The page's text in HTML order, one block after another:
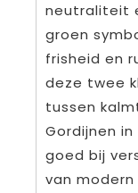
neutraliteit
groen
frisheid en
deze twee
tussen
Gordijnen
goed bij
van modern